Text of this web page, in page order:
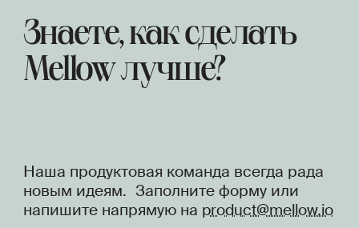
Знаете, как сделать
Mellow лучше?
Наша продуктовая команда всегда рада
новым идеям. Заполните форму или
напишите напрямую на product@mellow.io